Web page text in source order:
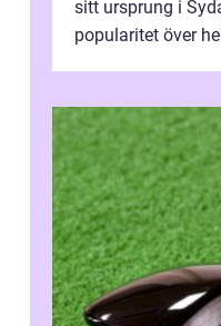
sitt ursprung i
popularitet över